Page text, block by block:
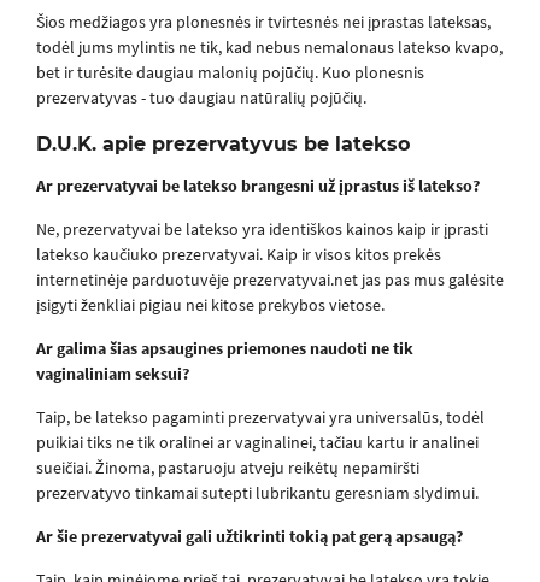
Šios medžiagos yra plonesnės ir tvirtesnės nei įprastas lateksas,
todėl jums mylintis ne tik, kad nebus nemalonaus latekso kvapo,
bet ir turėsite daugiau malonių pojūčių. Kuo plonesnis
prezervatyvas - tuo daugiau natūralių pojūčių.
D.U.K. apie prezervatyvus be latekso
Ar prezervatyvai be latekso brangesni už įprastus iš latekso?
Ne, prezervatyvai be latekso yra identiškos kainos kaip ir įprasti
latekso kaučiuko prezervatyvai. Kaip ir visos kitos prekės
internetinėje parduotuvėje prezervatyvai.net jas pas mus galėsite
įsigyti ženkliai pigiau nei kitose prekybos vietose.
Ar galima šias apsaugines priemones naudoti ne tik
vaginaliniam seksui?
Taip, be latekso pagaminti prezervatyvai yra universalūs, todėl
puikiai tiks ne tik oralinei ar vaginalinei, tačiau kartu ir analinei
sueičiai. Žinoma, pastaruoju atveju reikėtų nepamiršti
prezervatyvo tinkamai sutepti lubrikantu geresniam slydimui.
Ar šie prezervatyvai gali užtikrinti tokią pat gerą apsaugą?